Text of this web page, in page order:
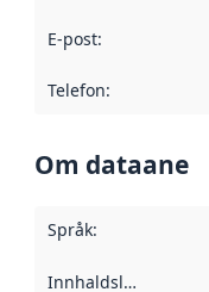
E-post:
Telefon:
Om dataane
Språk:
Innhaldsleverandørar